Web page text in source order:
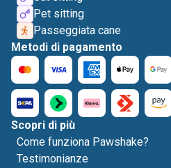
Pet sitting
Passeggiata cane
Metodi di pagamento
Scopri di più
Come funziona Pawshake?
Testimonianze